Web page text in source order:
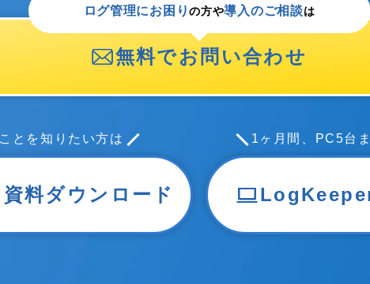
ログ管理にお困りの方や導入のご相談は
無料でお問い合わせ
とを知りたい方は
料ダウンロード
1ヶ月間、PC5台